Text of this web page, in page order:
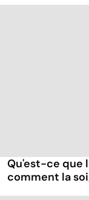
Qu'est-ce que
comment la